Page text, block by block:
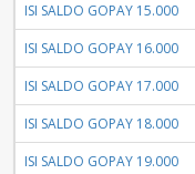
ISI SALDO GOPAY 15.000
ISI SALDO GOPAY 16.000
ISI SALDO GOPAY 17.000
ISI SALDO GOPAY 18.000
ISI SALDO GOPAY 19.000